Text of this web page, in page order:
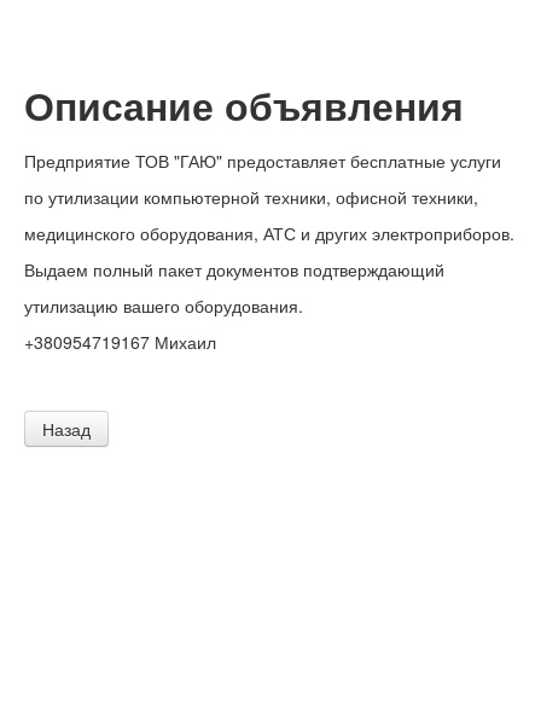
Описание объявления
Предприятие ТОВ "ГАЮ" предоставляет бесплатные услуги
по утилизации компьютерной техники, офисной техники,
медицинского оборудования, АТС и других электроприборов.
Выдаем полный пакет документов подтверждающий
утилизацию вашего оборудования.
+380954719167 Михаил
Назад